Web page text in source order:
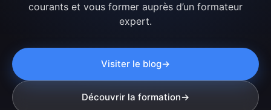
courants et vous former auprès d’un formateur
expert.
Visiter le blog
Découvrir la formation